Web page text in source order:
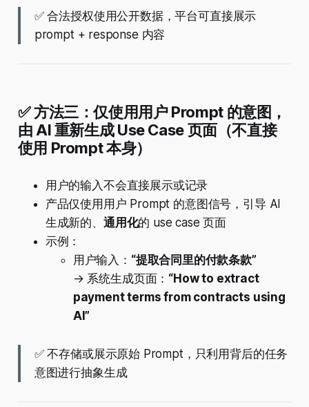
✅ 合法授权使用公开数据，平台可直接展示
prompt + response 内容
✅ 方法三：仅使用用户 Prompt 的意图，
由 AI 重新生成 Use Case 页面（不直接
使用 Prompt 本身）
用户的输入不会直接展示或记录
产品仅使用用户 Prompt 的意图信号，引导 AI
生成新的、 通用化的 use case 页面
示例：
用户输入： “提取合同里的付款条款”
→ 系统生成页面： “How to extract
payment terms from contracts using
AI”
✅ 不存储或展示原始 Prompt，只利用背后的任务
意图进行抽象生成